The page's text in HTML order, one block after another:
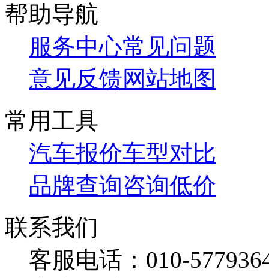
帮助导航
服务中心常见问题
意见反馈网站地图
常用工具
汽车报价车型对比
品牌查询咨询低价
联系我们
客服电话： 010-